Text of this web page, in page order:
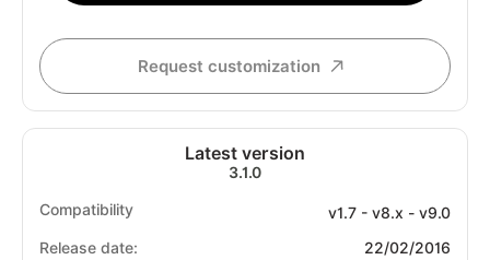
Request customization
Latest version
3.1.0
Compatibility
v1.7 - v8.x - v9.0
Release date:
22/02/2016